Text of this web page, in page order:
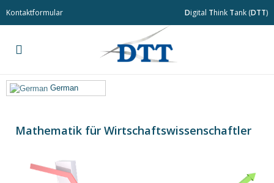
Kontaktformular Digital Think Tank (DTT)
German
Mathematik für Wirtschaftswissenschaftler